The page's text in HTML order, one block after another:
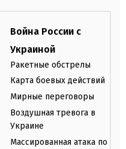
Война России с
Украиной
Ракетные обстрелы
Карта боевых действий
Мирные переговоры
Воздушная тревога в
Украине
Массированная атака по